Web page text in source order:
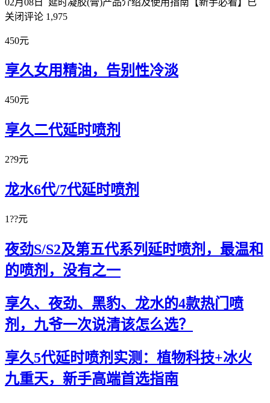
关闭评论 1,975
450元
享久女用精油，告别性冷淡
450元
享久二代延时喷剂
2?9元
龙水6代/7代延时喷剂
1??元
夜劲S/S2及第五代系列延时喷剂，最温和
的喷剂，没有之一
享久、夜劲、黑豹、龙水的4款热门喷
剂，九爷一次说清该怎么选？
享久5代延时喷剂实测：植物科技+冰火
九重天，新手高端首选指南